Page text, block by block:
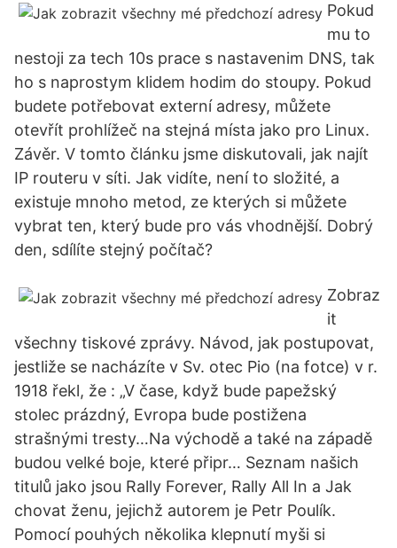
Pokud
mu to
nestoji za tech 10s prace s nastavenim DNS, tak
ho s naprostym klidem hodim do stoupy. Pokud
budete potřebovat externí adresy, můžete
otevřít prohlížeč na stejná místa jako pro Linux.
Závěr. V tomto článku jsme diskutovali, jak najít
IP routeru v síti. Jak vidíte, není to složité, a
existuje mnoho metod, ze kterých si můžete
vybrat ten, který bude pro vás vhodnější. Dobrý
den, sdílíte stejný počítač?
Zobraz
it
všechny tiskové zprávy. Návod, jak postupovat,
jestliže se nacházíte v Sv. otec Pio (na fotce) v r.
1918 řekl, že : „V čase, když bude papežský
stolec prázdný, Evropa bude postižena
strašnými tresty…Na východě a také na západě
budou velké boje, které připr… Seznam našich
titulů jako jsou Rally Forever, Rally All In a Jak
chovat ženu, jejichž autorem je Petr Poulík.
Pomocí pouhých několika klepnutí myši si